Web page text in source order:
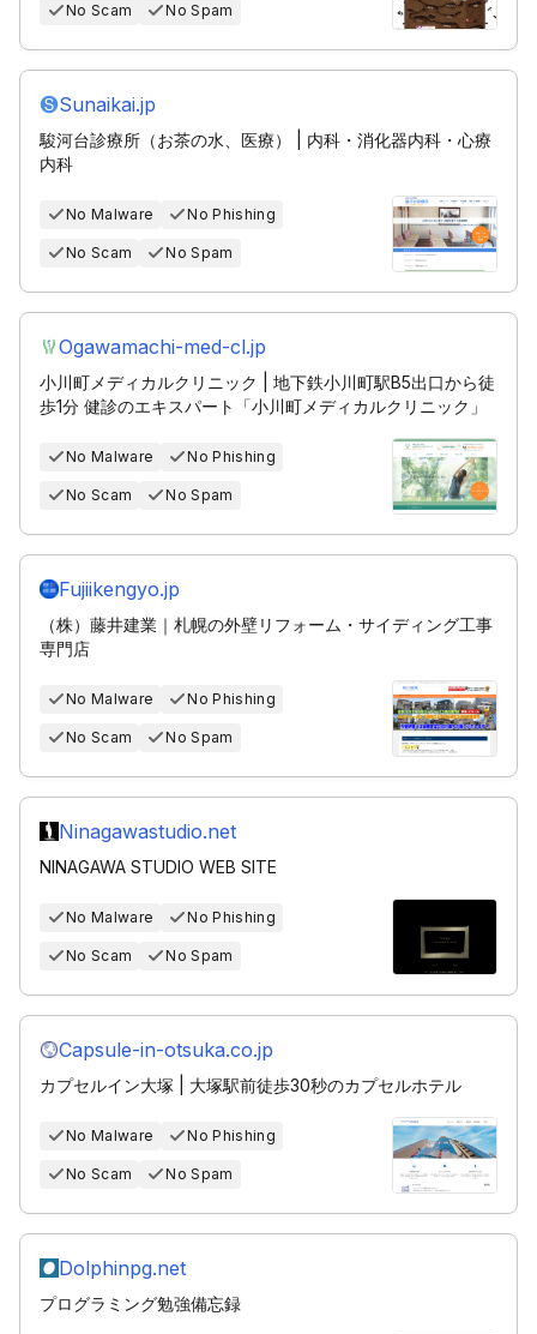
No Scam No Spam
Sunaikai.jp
駿河台診療所（お茶の水、医療） | 内科・消化器内科・心療
内科
No Malware No Phishing
No Scam No Spam
Ogawamachi-med-cl.jp
小川町メディカルクリニック | 地下鉄小川町駅B5出口から徒
歩1分 健診のエキスパート「小川町メディカルクリニック」
No Malware No Phishing
No Scam No Spam
Fujiikengyo.jp
（株）藤井建業｜札幌の外壁リフォーム・サイディング工事
専門店
No Malware No Phishing
No Scam No Spam
Ninagawastudio.net
NINAGAWA STUDIO WEB SITE
No Malware No Phishing
No Scam No Spam
Capsule-in-otsuka.co.jp
カプセルイン大塚 | 大塚駅前徒歩30秒のカプセルホテル
No Malware No Phishing
No Scam No Spam
Dolphinpg.net
プログラミング勉強備忘録